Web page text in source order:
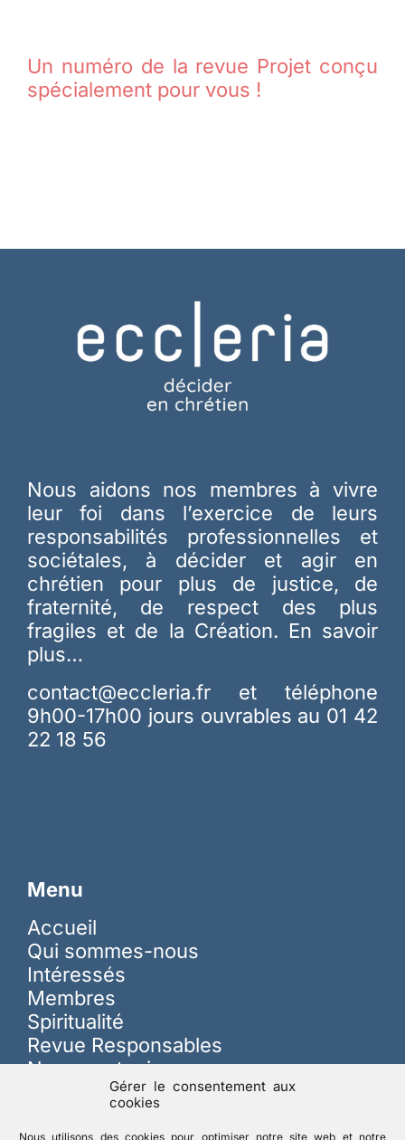
Gérer le consentement aux
cookies
Nous utilisons des cookies pour optimiser notre site web et notre
Un numéro de la revue Projet conçu
spécialement pour vous !
Nous aidons nos membres à vivre
leur foi dans l’exercice de leurs
responsabilités professionnelles et
sociétales, à décider et agir en
chrétien pour plus de justice, de
fraternité, de respect des plus
fragiles et de la Création. En savoir
plus…
contact@eccleria.fr et téléphone
9h00-17h00 jours ouvrables au 01 42
22 18 56
Menu
Accueil
Qui sommes-nous
Intéressés
Membres
Spiritualité
Revue Responsables
Nous soutenir